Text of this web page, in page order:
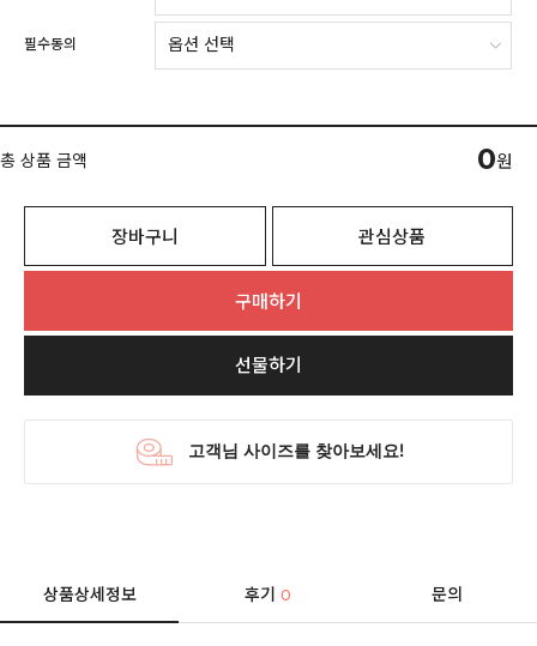
필수동의
총 상품 금액 0원
장바구니 관심상품
구매하기
선물하기
상품상세정보 후기0 문의